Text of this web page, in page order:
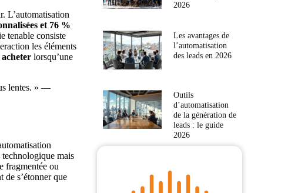
L’automatisation
et 76 %
tenable consiste
les éléments
lorsqu’une
lentes. » —
mais
fragmentée ou
de s’étonner que
2026
Les avantages de
l’automatisation
des leads en 2026
Outils
d’automatisation
de la génération de
leads : le guide
2026